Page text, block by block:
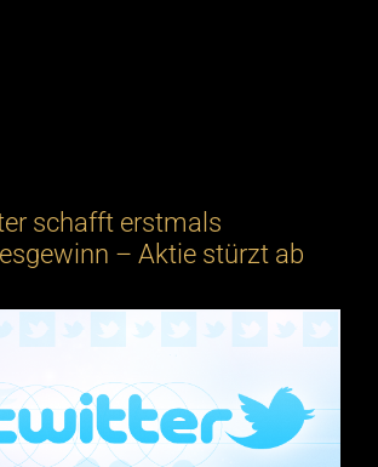
schafft erstmals
– Aktie stürzt ab